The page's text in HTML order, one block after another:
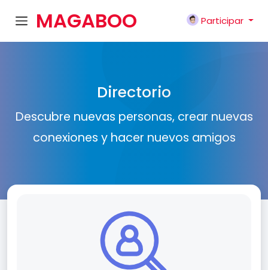
MAGABOO
Participar
Directorio
Descubre nuevas personas, crear nuevas
conexiones y hacer nuevos amigos